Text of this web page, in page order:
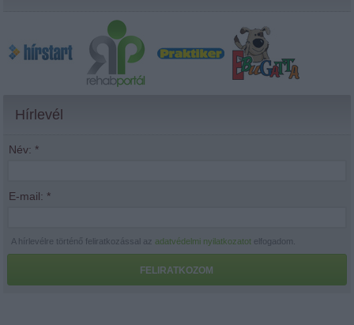
Hírlevél
Név: *
E-mail: *
A hírlevélre történő feliratkozással azadatvédelmi nyilatkozatot elfogadom.
FELIRATKOZOM